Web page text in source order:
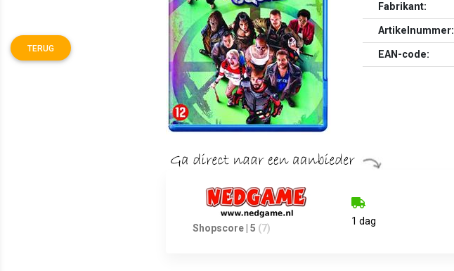
TERUG
Fabrikant:
Artikelnummer:
EAN-code:
Shopscore | 5 (7)
1 dag